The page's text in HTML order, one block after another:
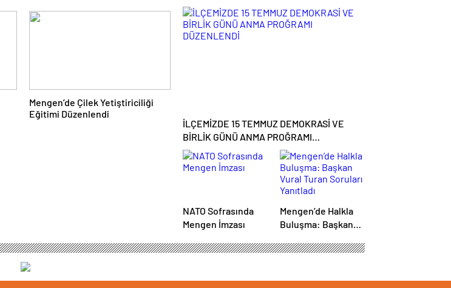
Mengen’de Çilek Yetiştiriciliği
Eğitimi Düzenlendi
görüntülendi
Turnuvası’nda
Şampiyon Mengen
İLÇEMİZDE 15 TEMMUZ DEMOKRASİ VE
BİRLİK GÜNÜ ANMA PROĞRAMI
DÜZENLENDİ
NATO Sofrasında
Mengen İmzası
Mengen’de Halkla
Buluşma: Başkan
Yanıtladı